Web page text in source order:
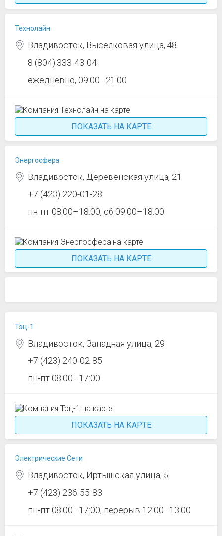
Технолайн
Владивосток, Выселковая улица, 48
8 (804) 333-43-04
ежедневно, 09:00–21:00
ПОКАЗАТЬ НА КАРТЕ
Энергосфера
Владивосток, Деревенская улица, 21
+7 (423) 220-01-28
пн-пт 08:00–18:00, сб 09:00–18:00
ПОКАЗАТЬ НА КАРТЕ
Тэц-1
Владивосток, Западная улица, 29
+7 (423) 240-02-85
пн-пт 08:00–17:00
ПОКАЗАТЬ НА КАРТЕ
Электрические Сети
Владивосток, Иртышская улица, 5
+7 (423) 236-55-83
пн-пт 08:00–17:00, перерыв 12:00–13:00